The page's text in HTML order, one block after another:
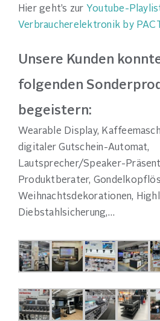
Hier geht’s zur Youtube-
Verbraucherelektronik by
Unsere Kunden
folgenden
begeistern:
Wearable Display,
digitaler Gutschein-Automat,
Lautsprecher/Speaker-
Produktberater,
Weihnachtsdekorationen,
Diebstahlsicherung,…